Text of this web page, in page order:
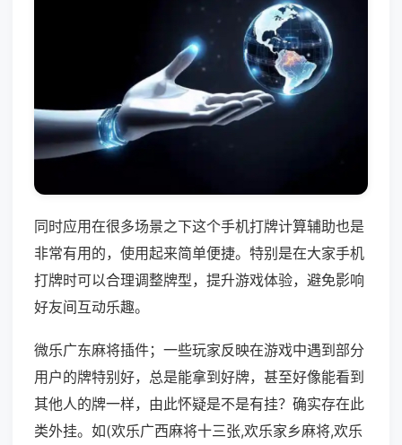
同时应用在很多场景之下这个手机打牌计算辅助也是
非常有用的，使用起来简单便捷。特别是在大家手机
打牌时可以合理调整牌型，提升游戏体验，避免影响
好友间互动乐趣。
微乐广东麻将插件；一些玩家反映在游戏中遇到部分
用户的牌特别好，总是能拿到好牌，甚至好像能看到
其他人的牌一样，由此怀疑是不是有挂？确实存在此
类外挂。如(欢乐广西麻将十三张,欢乐家乡麻将,欢乐